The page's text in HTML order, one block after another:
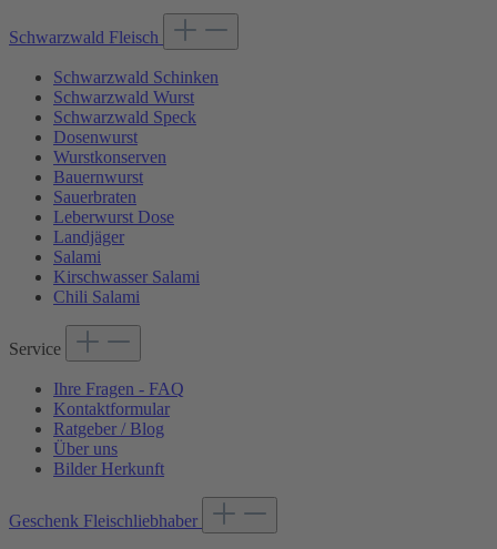
Schwarzwald Fleisch
Schwarzwald Schinken
Schwarzwald Wurst
Schwarzwald Speck
Dosenwurst
Wurstkonserven
Bauernwurst
Sauerbraten
Leberwurst Dose
Landjäger
Salami
Kirschwasser Salami
Chili Salami
Service
Ihre Fragen - FAQ
Kontaktformular
Ratgeber / Blog
Über uns
Bilder Herkunft
Geschenk Fleischliebhaber